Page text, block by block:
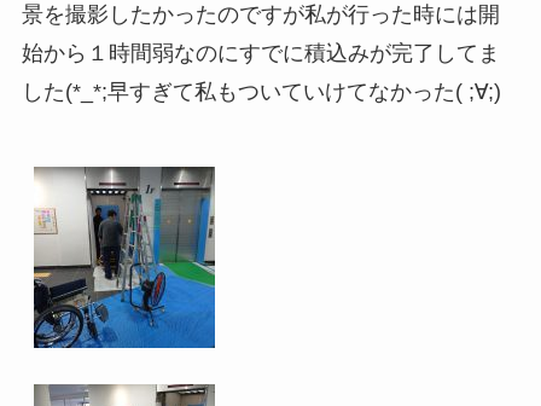
景を撮影したかったのですが私が行った時には開
始から１時間弱なのにすでに積込みが完了してま
した(*_*;早すぎて私もついていけてなかった( ;∀;)